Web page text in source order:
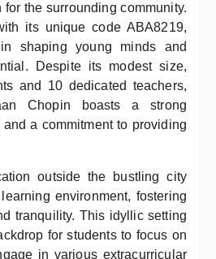
the surrounding community.
its unique code ABA8219,
shaping young minds and
Despite its modest size,
and 10 dedicated teachers,
Chopin boasts a strong
a commitment to providing
outside the bustling city
environment, fostering
tranquility. This idyllic setting
for students to focus on
in various extracurricular